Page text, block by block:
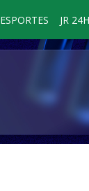
ESPORTES JR 24H